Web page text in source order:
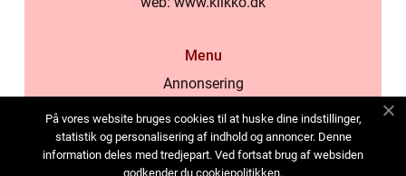
Menu
Annonsering
Cookies
Kontakta oss
På vores website bruges cookies til at huske dine indstillinger,
statistik og personalisering af indhold og annoncer. Denne
information deles med tredjepart. Ved fortsat brug af websiden
godkender du cookiepolitikken.